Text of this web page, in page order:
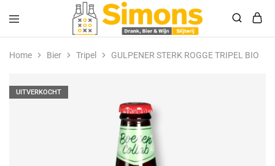
Simonsdrank.nl
Drank,
Bier
&
Home Bier Tripel GULPENER STERK ROGGE TRIPEL BIO
UITVERKOCHT